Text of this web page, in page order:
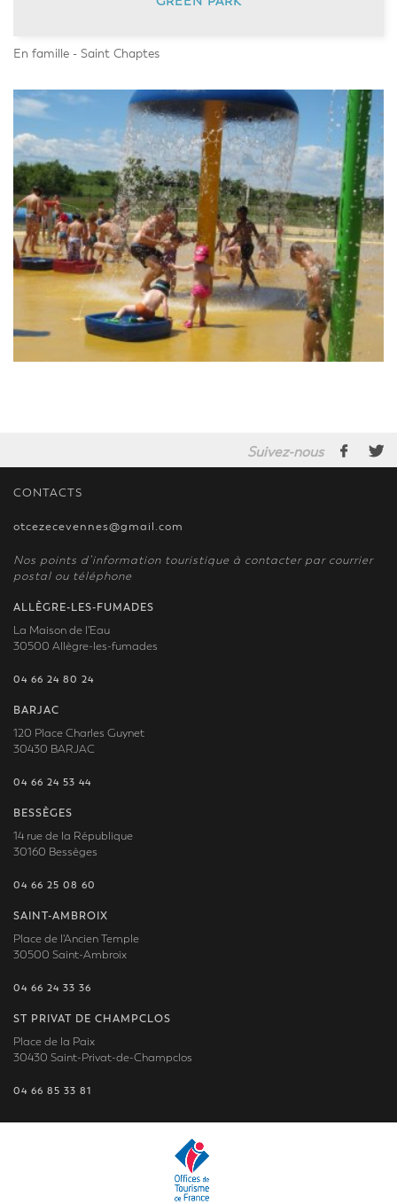
En famille - Saint Chaptes
Suivez-nous
CONTACTS
otcezecevennes@gmail.com
Nos points d’information touristique à contacter par courrier
postal ou téléphone
ALLÈGRE-LES-FUMADES
La Maison de l'Eau
30500 Allègre-les-fumades
04 66 24 80 24
BARJAC
120 Place Charles Guynet
30430 BARJAC
04 66 24 53 44
BESSÈGES
14 rue de la République
30160 Bessèges
04 66 25 08 60
SAINT-AMBROIX
Place de l'Ancien Temple
30500 Saint-Ambroix
04 66 24 33 36
ST PRIVAT DE CHAMPCLOS
Place de la Paix
30430 Saint-Privat-de-Champclos
04 66 85 33 81